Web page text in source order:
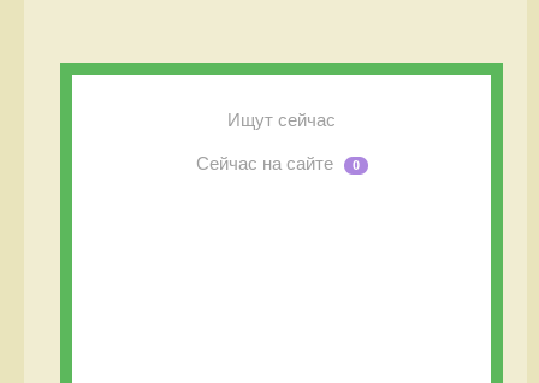
Ищут сейчас
Сейчас на сайте 0